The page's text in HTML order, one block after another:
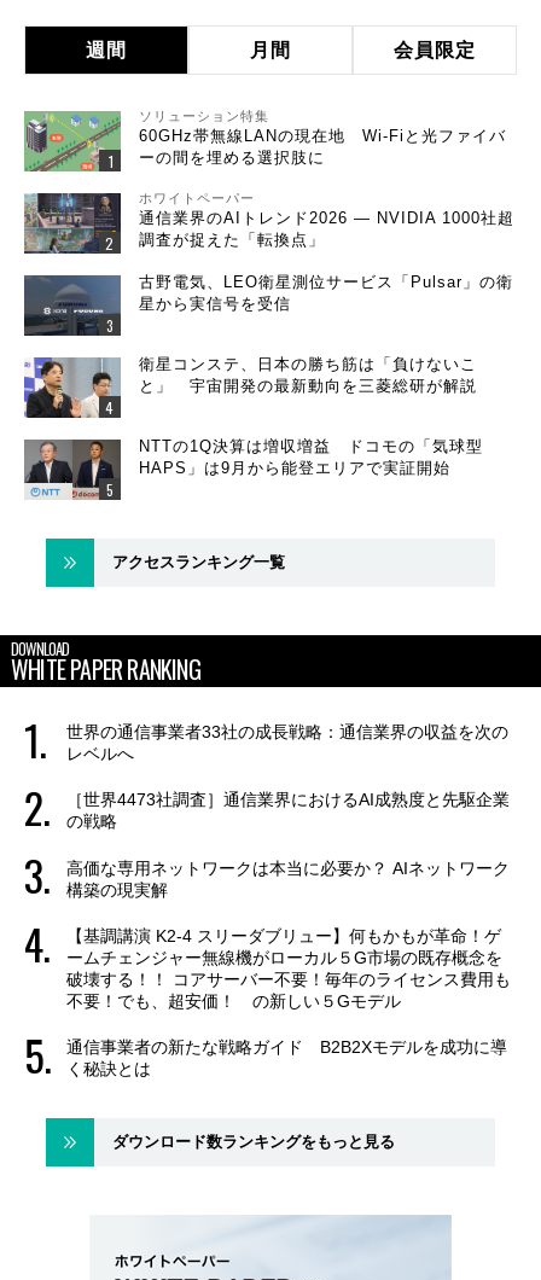
週間 月間 会員限定
ソリューション特集
60GHz帯無線LANの現在地 Wi-Fiと光ファイバ
ーの間を埋める選択肢に
ホワイトペーパー
通信業界のAIトレンド2026 ― NVIDIA 1000社超
調査が捉えた「転換点」
古野電気、LEO衛星測位サービス「Pulsar」の衛
星から実信号を受信
衛星コンステ、日本の勝ち筋は「負けないこ
と」 宇宙開発の最新動向を三菱総研が解説
NTTの1Q決算は増収増益 ドコモの「気球型
HAPS」は9月から能登エリアで実証開始
アクセスランキング一覧
DOWNLOAD
WHITE PAPER RANKING
世界の通信事業者33社の成長戦略：通信業界の収益を次の
レベルへ
［世界4473社調査］通信業界におけるAI成熟度と先駆企業
の戦略
高価な専用ネットワークは本当に必要か？ AIネットワーク
構築の現実解
【基調講演 K2-4 スリーダブリュー】何もかもが革命！ゲ
ームチェンジャー無線機がローカル５G市場の既存概念を
破壊する！！ コアサーバー不要！毎年のライセンス費用も
不要！でも、超安価！ の新しい５Gモデル
通信事業者の新たな戦略ガイド B2B2Xモデルを成功に導
く秘訣とは
ダウンロード数ランキングをもっと見る